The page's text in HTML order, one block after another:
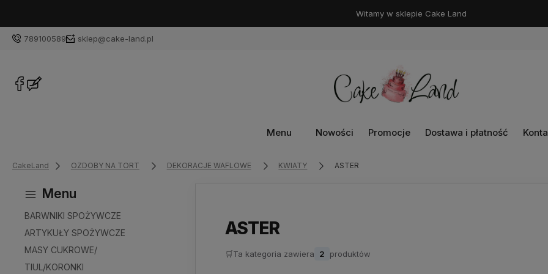
Witamy w sklepie Cake Land
789100589 sklep@cake-land.pl
Menu Nowości Promocje Dostawa i płatność
CakeLand OZDOBY NA TORT DEKORACJE WAFLOWE KWIATY ASTER
Menu
BARWNIKI SPOŻYWCZE
ARTYKUŁY SPOŻYWCZE
MASY CUKROWE/
TIUL/KORONKI
ASTER
🛒Ta kategoria zawiera 2 produktów